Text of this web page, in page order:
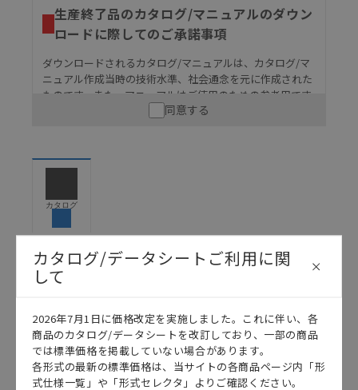
生産終了品のカタログ/マニュアルのダウン
ロードに際してのご承諾事項
ダウンロードされるカタログ/マニュアルは、カタログ/マ
ニュアル作成当時の技術水準、社会通念を元に作成された
ものです。また、マニュアルはご使用のための参考用です
ので、ご使用にあたっての安全性については十分にご配慮
うな用途に使用される場合には、システム全体として
保できるよう設計されていること、および本製品が全
ていることを、必ず事前に確認してください。
カタログ/マニュアルに記載されているアプリケーショ
ン事例は参考用ですので、ご採用に際しては機器・装
のもそのまま記載しています。・誤字、脱字が含まれ
ている可能性がありますがご容赦ください。
記載されているサービス内容や連絡先等は作成当時の
ものであり、変更・改定させていただいている可能性
同意する
カタログ
カタログ/データシートご利用に関
して
2026年7月1日に価格改定を実施しました。これに伴い、各
商品のカタログ/データシートを改訂しており、一部の商品
では標準価格を掲載していない場合があります。
各形式の最新の標準価格は、当サイトの各商品ページ内「形
式仕様一覧」や「形式セレクタ」よりご確認ください。